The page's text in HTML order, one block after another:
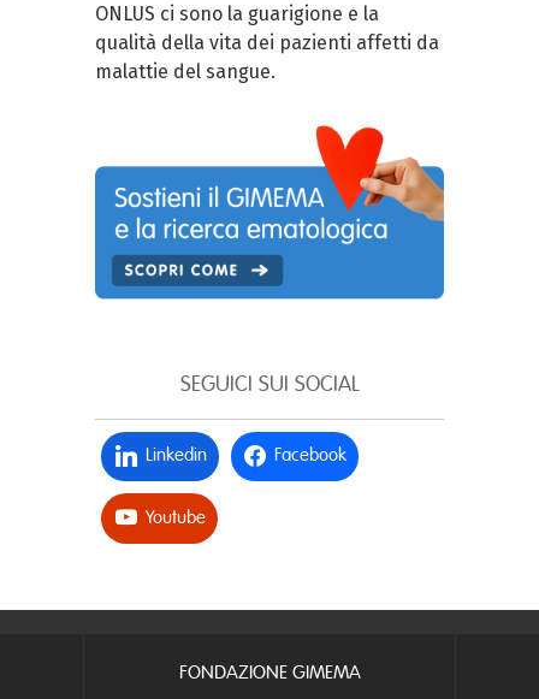
ONLUS ci sono la guarigione e la
qualità della vita dei pazienti affetti da
malattie del sangue.
SEGUICI SUI SOCIAL
Linkedin Facebook
Youtube
FONDAZIONE GIMEMA